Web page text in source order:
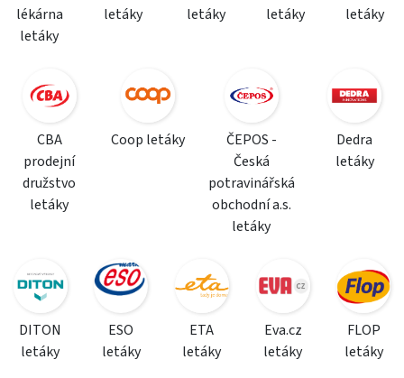
lékárna
letáky
letáky
letáky
letáky
letáky
CBA
prodejní
družstvo
letáky
Coop letáky
ČEPOS -
Česká
potravinářská
obchodní a.s.
letáky
Dedra
letáky
DITON
letáky
ESO
letáky
ETA
letáky
Eva.cz
letáky
FLOP
letáky